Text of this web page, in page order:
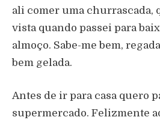
ali comer uma churrascada,
vista quando passei para
almoço. Sabe-me bem,
bem gelada.
Antes de ir para casa quero
supermercado. Felizmente